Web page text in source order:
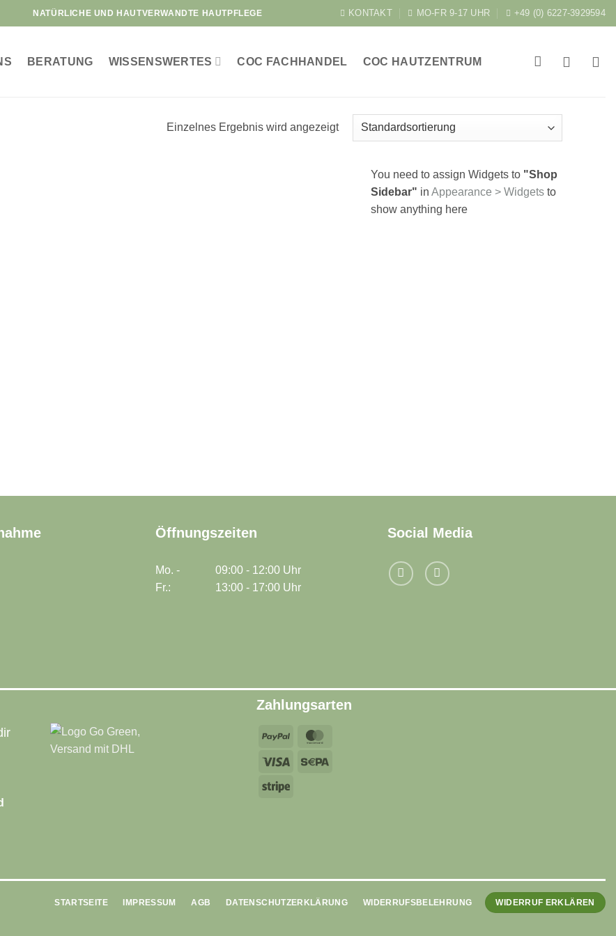
NATÜRLICHE UND HAUTVERWANDTE HAUTPFLEGE KONTAKT MO-FR 9-17 UHR +49 (0) 6227-3929594
BERATUNG WISSENSWERTES COC FACHHANDEL COC HAUTZENTRUM
Einzelnes Ergebnis wird angezeigt
You need to assign Widgets to "Shop
Sidebar" in Appearance > Widgets to
show anything here
Öffnungszeiten
Mo. -
Fr.:
09:00 - 12:00 Uhr
13:00 - 17:00 Uhr
Social Media
Zahlungsarten
PayPal
Visa
Stripe
STARTSEITE IMPRESSUM AGB DATENSCHUTZERKLÄRUNG WIDERRUFSBELEHRUNG WIDERRUF ERKLÄREN